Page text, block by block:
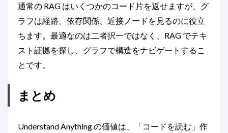
通常の RAG はいくつかのコード片を返せますが、グ
ラフは経路、依存関係、近接ノードを見るのに役立
ちます。最適なのは二者択一ではなく、RAG でテキ
スト証拠を探し、グラフで構造をナビゲートするこ
とです。
まとめ
Understand Anything の価値は、「コードを読む」作